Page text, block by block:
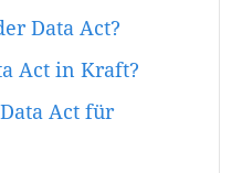
Data Act?
Act in Kraft?
Act für